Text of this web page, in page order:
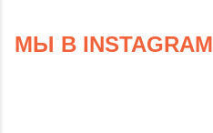
МЫ В INSTAGRAM